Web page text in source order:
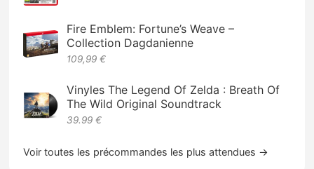
Fire Emblem: Fortune’s Weave –
Collection Dagdanienne
109,99 €
Vinyles The Legend Of Zelda : Breath Of
The Wild Original Soundtrack
39.99 €
Voir toutes les précommandes les plus attendues →